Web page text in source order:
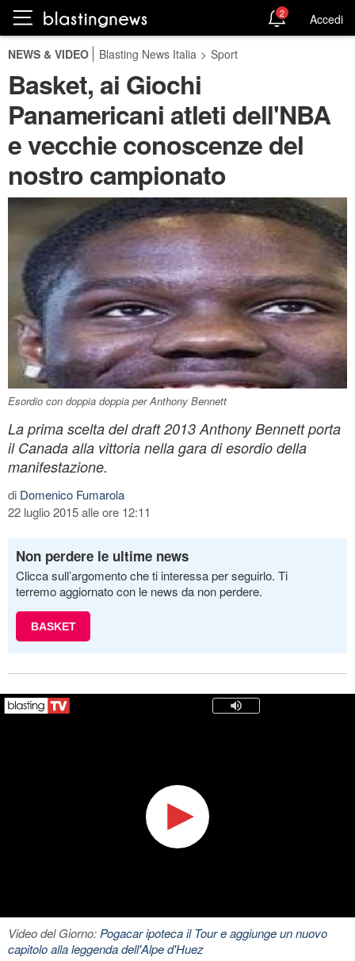
2 Accedi
NEWS & VIDEO Blasting News Italia > Sport
Basket, ai Giochi
Panamericani atleti dell'NBA
e vecchie conoscenze del
nostro campionato
Esordio con doppia doppia per Anthony Bennett
La prima scelta del draft 2013 Anthony Bennett porta
il Canada alla vittoria nella gara di esordio della
manifestazione.
di Domenico Fumarola
22 luglio 2015 alle ore 12:11
Non perdere le ultime news
Clicca sull’argomento che ti interessa per seguirlo. Ti
terremo aggiornato con le news da non perdere.
BASKET
Video del Giorno:Pogacar ipoteca il Tour e aggiunge un nuovo
capitolo alla leggenda dell'Alpe d'Huez